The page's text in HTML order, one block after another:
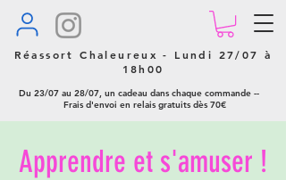
Réassort Chaleureux - Lundi 27/07 à
18h00
Du 23/07 au 28/07, un cadeau dans chaque commande --
Frais d'envoi en relais gratuits dès 70€
Apprendre et s'amuser !